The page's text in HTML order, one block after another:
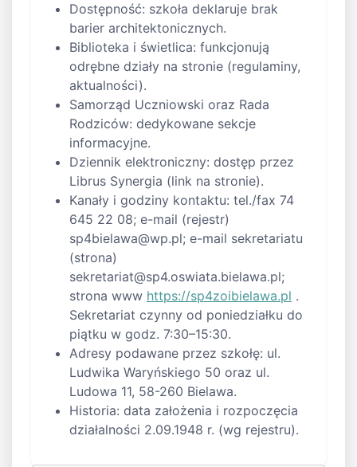
Dostępność: szkoła deklaruje brak
barier architektonicznych.
Biblioteka i świetlica: funkcjonują
odrębne działy na stronie (regulaminy,
aktualności).
Samorząd Uczniowski oraz Rada
Rodziców: dedykowane sekcje
informacyjne.
Dziennik elektroniczny: dostęp przez
Librus Synergia (link na stronie).
Kanały i godziny kontaktu: tel./fax 74
645 22 08; e-mail (rejestr)
sp4bielawa@wp.pl; e-mail sekretariatu
(strona)
sekretariat@sp4.oswiata.bielawa.pl;
strona www https://sp4zoibielawa.pl .
Sekretariat czynny od poniedziałku do
piątku w godz. 7:30–15:30.
Adresy podawane przez szkołę: ul.
Ludwika Waryńskiego 50 oraz ul.
Ludowa 11, 58-260 Bielawa.
Historia: data założenia i rozpoczęcia
działalności 2.09.1948 r. (wg rejestru).